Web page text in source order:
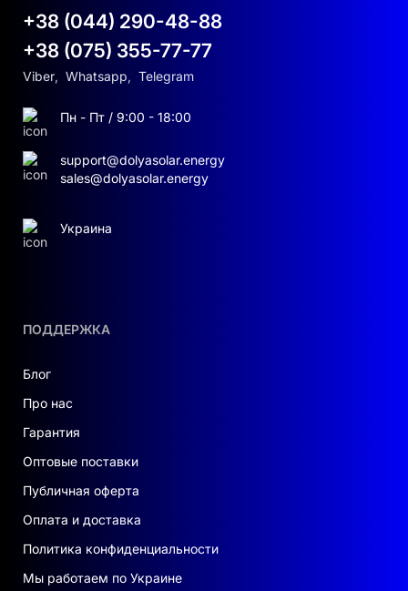
ПОДДЕРЖКА
Блог
Про нас
Гарантия
Оптовые поставки
Публичная оферта
Оплата и доставка
Политика конфиденциальности
Мы работаем по Украине
+38 (044) 290-48-88
+38 (075) 355-77-77
Viber, Whatsapp, Telegram
Пн - Пт / 9:00 - 18:00
support@dolyasolar.energy
sales@dolyasolar.energy
Украина